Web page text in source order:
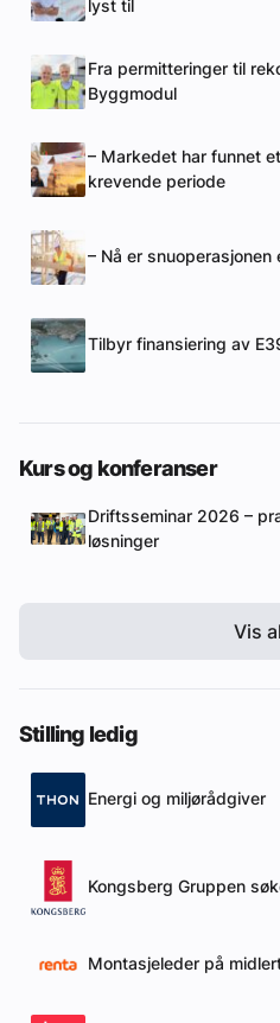
lyst til
Fra permitteringer til
Byggmodul
– Markedet har funnet
krevende periode
– Nå er snuoperasjonen
Tilbyr finansiering av
Kurs og konferanser
Driftsseminar 2026 –
løsninger
Vis
Stilling ledig
Energi og miljørådgiver
Kongsberg Gruppen
Montasjeleder på